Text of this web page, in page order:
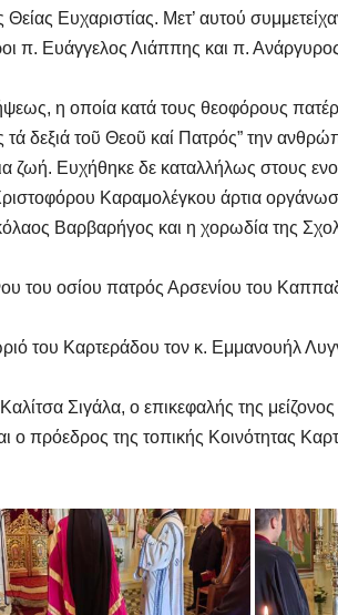
Ευχαριστίας. Μετ’ αυτού
π. Ευάγγελος Λιάππης και π.
η οποία κατά τους θεοφόρους
δεξιά τοῦ Θεοῦ καί Πατρός” την
ζωή. Ευχήθηκε δε καταλλήλως στους
Καραμολέγκου άρτια
Βαρβαρήγος και η χορωδία της
του οσίου πατρός Αρσενίου του
του Καρτεράδου τον κ. Εμμανουήλ
Σιγάλα, ο επικεφαλής της μείζονος
πρόεδρος της τοπικής Κοινότητας